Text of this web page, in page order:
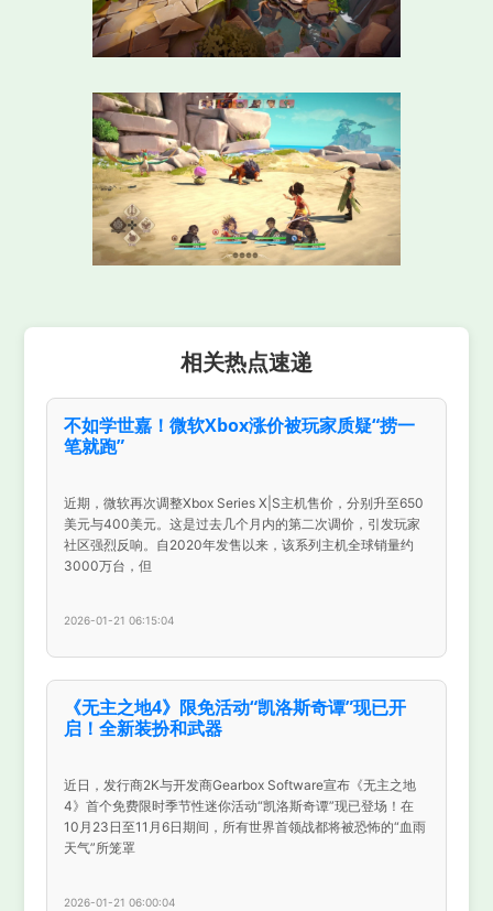
相关热点速递
不如学世嘉！微软Xbox涨价被玩家质疑“捞一
笔就跑”
近期，微软再次调整Xbox Series X|S主机售价，分别升至650
美元与400美元。这是过去几个月内的第二次调价，引发玩家
社区强烈反响。自2020年发售以来，该系列主机全球销量约
3000万台，但
2026-01-21 06:15:04
《无主之地4》限免活动“凯洛斯奇谭”现已开
启！全新装扮和武器
近日，发行商2K与开发商Gearbox Software宣布《无主之地
4》首个免费限时季节性迷你活动“凯洛斯奇谭”现已登场！在
10月23日至11月6日期间，所有世界首领战都将被恐怖的“血雨
天气”所笼罩
2026-01-21 06:00:04